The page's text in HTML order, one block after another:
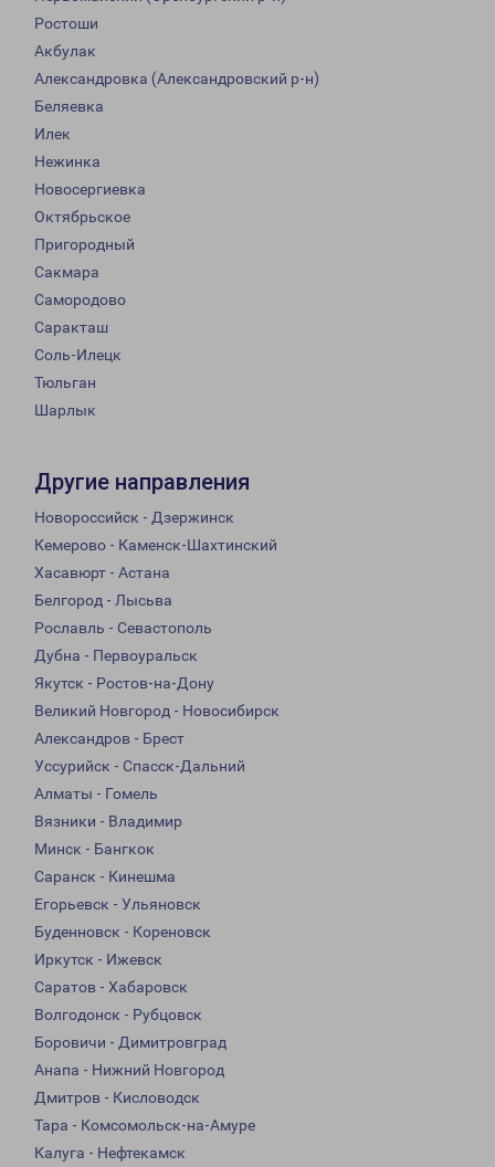
Ростоши
Акбулак
Александровка (Александровский р-н)
Беляевка
Илек
Нежинка
Новосергиевка
Октябрьское
Пригородный
Сакмара
Самородово
Саракташ
Соль-Илецк
Тюльган
Шарлык
Другие направления
Новороссийск - Дзержинск
Кемерово - Каменск-Шахтинский
Хасавюрт - Астана
Белгород - Лысьва
Рославль - Севастополь
Дубна - Первоуральск
Якутск - Ростов-на-Дону
Великий Новгород - Новосибирск
Александров - Брест
Уссурийск - Спасск-Дальний
Алматы - Гомель
Вязники - Владимир
Минск - Бангкок
Саранск - Кинешма
Егорьевск - Ульяновск
Буденновск - Кореновск
Иркутск - Ижевск
Саратов - Хабаровск
Волгодонск - Рубцовск
Боровичи - Димитровград
Анапа - Нижний Новгород
Дмитров - Кисловодск
Тара - Комсомольск-на-Амуре
Калуга - Нефтекамск